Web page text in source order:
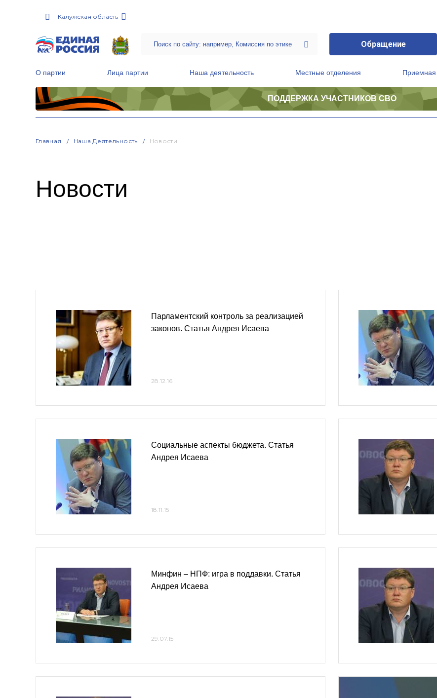
Калужская область
Обращение
О партии Лица партии Наша деятельность Местные отделения Приемная
ПОДДЕРЖКА УЧАСТНИКОВ СВО
Главная Наша Деятельность Новости
Новости
Парламентский контроль за реализацией
законов. Статья Андрея Исаева
28.12.16
Социальные аспекты бюджета. Статья
Андрея Исаева
18.11.15
Минфин – НПФ: игра в поддавки. Статья
Андрея Исаева
29.07.15